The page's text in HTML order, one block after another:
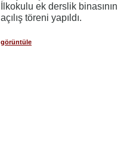
İlkokulu ek derslik binasının
açılış töreni yapıldı.
görüntüle